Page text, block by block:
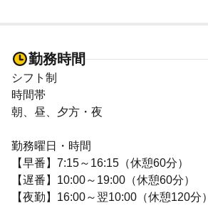
勤務時間
シフト制
時間帯
朝、昼、夕方・夜
勤務曜日・時間
【早番】7:15～16:15（休憩60分）
【遅番】10:00～19:00（休憩60分）
【夜勤】16:00～翌10:00（休憩120分）